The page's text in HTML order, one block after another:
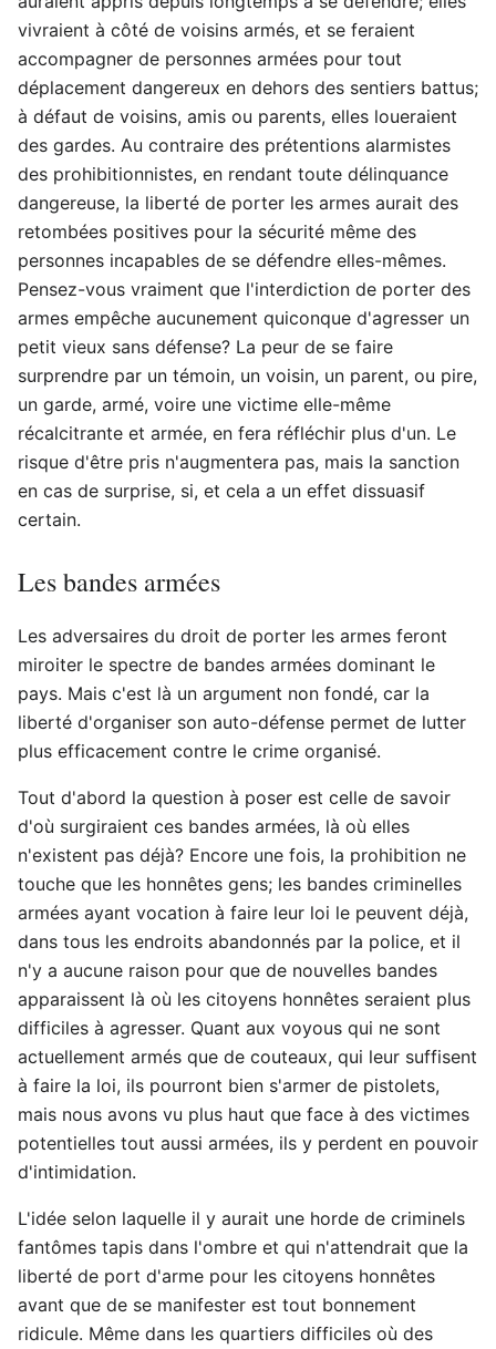
vivraient à côté de voisins armés, et se feraient
accompagner de personnes armées pour tout
déplacement dangereux en dehors des sentiers battus;
à défaut de voisins, amis ou parents, elles loueraient
des gardes. Au contraire des prétentions alarmistes
des prohibitionnistes, en rendant toute délinquance
dangereuse, la liberté de porter les armes aurait des
retombées positives pour la sécurité même des
personnes incapables de se défendre elles-mêmes.
Pensez-vous vraiment que l'interdiction de porter des
armes empêche aucunement quiconque d'agresser un
petit vieux sans défense? La peur de se faire
surprendre par un témoin, un voisin, un parent, ou pire,
un garde, armé, voire une victime elle-même
récalcitrante et armée, en fera réfléchir plus d'un. Le
risque d'être pris n'augmentera pas, mais la sanction
en cas de surprise, si, et cela a un effet dissuasif
certain.
Les bandes armées
Les adversaires du droit de porter les armes feront
miroiter le spectre de bandes armées dominant le
pays. Mais c'est là un argument non fondé, car la
liberté d'organiser son auto-défense permet de lutter
plus efficacement contre le crime organisé.
Tout d'abord la question à poser est celle de savoir
d'où surgiraient ces bandes armées, là où elles
n'existent pas déjà? Encore une fois, la prohibition ne
touche que les honnêtes gens; les bandes criminelles
armées ayant vocation à faire leur loi le peuvent déjà,
dans tous les endroits abandonnés par la police, et il
n'y a aucune raison pour que de nouvelles bandes
apparaissent là où les citoyens honnêtes seraient plus
difficiles à agresser. Quant aux voyous qui ne sont
actuellement armés que de couteaux, qui leur suffisent
à faire la loi, ils pourront bien s'armer de pistolets,
mais nous avons vu plus haut que face à des victimes
potentielles tout aussi armées, ils y perdent en pouvoir
d'intimidation.
L'idée selon laquelle il y aurait une horde de criminels
fantômes tapis dans l'ombre et qui n'attendrait que la
liberté de port d'arme pour les citoyens honnêtes
avant que de se manifester est tout bonnement
ridicule. Même dans les quartiers difficiles où des